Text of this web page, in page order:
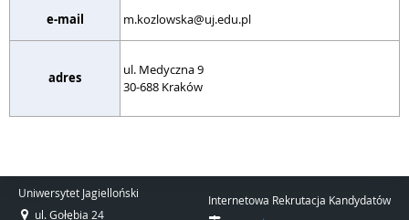
e-mail
m.kozlowska@uj.edu.pl
adres
ul. Medyczna 9
30-688 Kraków
Uniwersytet Jagielloński
ul. Gołębia 24
Internetowa Rekrutacja Kandydatów